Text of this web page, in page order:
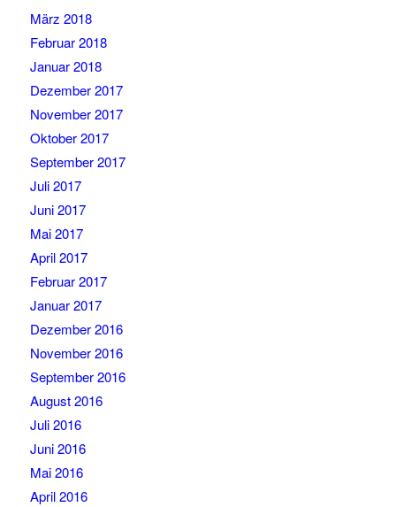
März 2018
Februar 2018
Januar 2018
Dezember 2017
November 2017
Oktober 2017
September 2017
Juli 2017
Juni 2017
Mai 2017
April 2017
Februar 2017
Januar 2017
Dezember 2016
November 2016
September 2016
August 2016
Juli 2016
Juni 2016
Mai 2016
April 2016